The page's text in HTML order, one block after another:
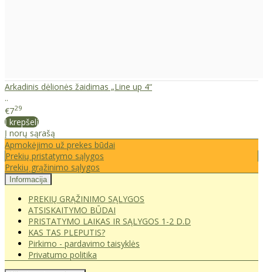
Arkadinis dėlionės žaidimas „Line up 4“
..
€729
Į krepšelį
Į norų sąrašą
Apmokėjimo už prekes būdai
Prekių pristatymo sąlygos
Prekių grąžinimo sąlygos
Informacija
PREKIŲ GRĄŽINIMO SĄLYGOS
ATSISKAITYMO BŪDAI
PRISTATYMO LAIKAS IR SĄLYGOS 1-2 D.D
KAS TAS PLEPUTIS?
Pirkimo - pardavimo taisyklės
Privatumo politika